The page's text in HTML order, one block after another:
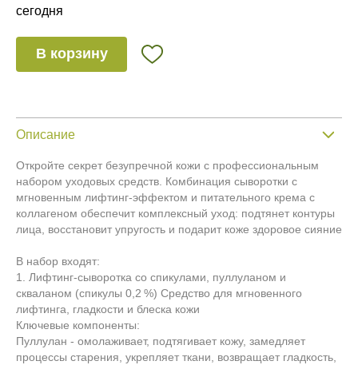
сегодня
В корзину
Описание
Откройте секрет безупречной кожи с профессиональным
набором уходовых средств. Комбинация сыворотки с
мгновенным лифтинг‑эффектом и питательного крема с
коллагеном обеспечит комплексный уход: подтянет контуры
лица, восстановит упругость и подарит коже здоровое сияние
В набор входят:
1. Лифтинг‑сыворотка со спикулами, пуллуланом и
скваланом (спикулы 0,2 %) Средство для мгновенного
лифтинга, гладкости и блеска кожи
Ключевые компоненты:
Пуллулан - омолаживает, подтягивает кожу, замедляет
процессы старения, укрепляет ткани, возвращает гладкость,